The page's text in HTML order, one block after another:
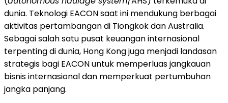
dunia. Teknologi EACON saat ini mendukung berbagai
aktivitas pertambangan di Tiongkok dan Australia.
Sebagai salah satu pusat keuangan internasional
terpenting di dunia, Hong Kong juga menjadi landasan
strategis bagi EACON untuk memperluas jangkauan
bisnis internasional dan memperkuat pertumbuhan
jangka panjang.